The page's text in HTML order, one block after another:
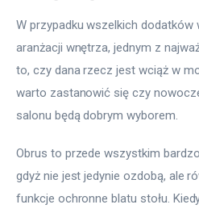
W przypadku wszelkich dodatków
aranżacji wnętrza, jednym z
to, czy dana rzecz jest wciąż w
warto zastanowić się czy
salonu będą dobrym wyborem.
Obrus to przede wszystkim
gdyż nie jest jedynie ozdobą, ale
funkcje ochronne blatu stołu.